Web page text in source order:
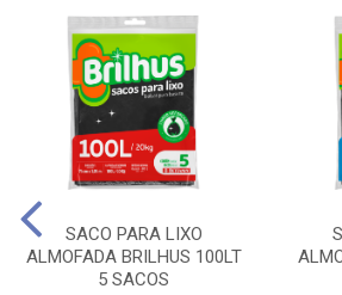
SACO PARA LIXO
ALMOFADA BRILHUS 100LT
5 SACOS